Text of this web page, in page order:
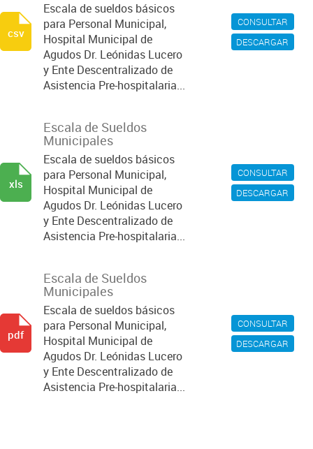
CONSULTAR
DESCARGAR
Escala de sueldos básicos
para Personal Municipal,
Hospital Municipal de
Agudos Dr. Leónidas Lucero
y Ente Descentralizado de
Asistencia Pre-hospitalaria...
csv
CONSULTAR
DESCARGAR
Escala de Sueldos
Municipales
Escala de sueldos básicos
para Personal Municipal,
Hospital Municipal de
Agudos Dr. Leónidas Lucero
y Ente Descentralizado de
Asistencia Pre-hospitalaria...
xls
CONSULTAR
DESCARGAR
Escala de Sueldos
Municipales
Escala de sueldos básicos
para Personal Municipal,
Hospital Municipal de
Agudos Dr. Leónidas Lucero
y Ente Descentralizado de
Asistencia Pre-hospitalaria...
pdf